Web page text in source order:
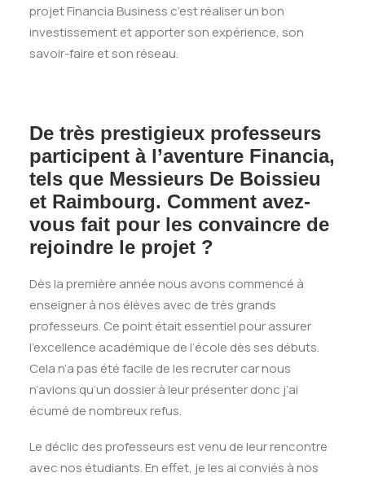
projet Financia Business c’est réaliser un bon
investissement et apporter son expérience, son
savoir-faire et son réseau.
De très prestigieux professeurs
participent à l’aventure Financia,
tels que Messieurs De Boissieu
et Raimbourg. Comment avez-
vous fait pour les convaincre de
rejoindre le projet ?
Dès la première année nous avons commencé à
enseigner à nos élèves avec de très grands
professeurs. Ce point était essentiel pour assurer
l’excellence académique de l’école dès ses débuts.
Cela n’a pas été facile de les recruter car nous
n’avions qu’un dossier à leur présenter donc j’ai
écumé de nombreux refus.
Le déclic des professeurs est venu de leur rencontre
avec nos étudiants. En effet, je les ai conviés à nos